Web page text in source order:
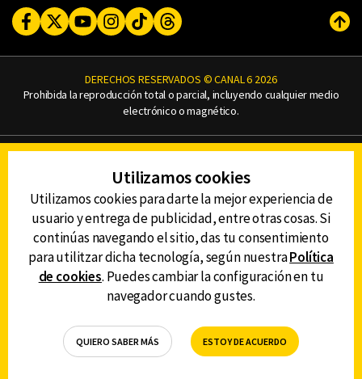
FacebookTwitterYoutubeInstagram
TikTokThreads
DERECHOS RESERVADOS © CANAL 6 2026
Prohibida la reproducción total o parcial, incluyendo cualquier medio
electrónico o magnético.
AVISO DE PRIVACIDAD
AVISO LEGAL
DEFENSORÍA DE LAS AUDIENCIAS
DESCARGA LA APP DE CANAL 6
Utilizamos cookies
Utilizamos cookies para darte la mejor experiencia de
usuario y entrega de publicidad, entre otras cosas. Si
continúas navegando el sitio, das tu consentimiento
para utilitzar dicha tecnología, según nuestraPolítica
de cookies. Puedes cambiar la configuración en tu
navegador cuando gustes.
QUIERO SABER MÁS ESTOY DE ACUERDO